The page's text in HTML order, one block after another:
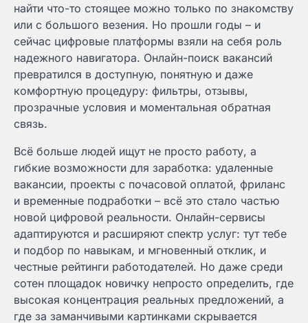
найти что-то стоящее можно только по знакомству
или с большого везения. Но прошли годы – и
сейчас цифровые платформы взяли на себя роль
надежного навигатора. Онлайн-поиск вакансий
превратился в доступную, понятную и даже
комфортную процедуру: фильтры, отзывы,
прозрачные условия и моментальная обратная
связь.
Всё больше людей ищут не просто работу, а
гибкие возможности для заработка: удаленные
вакансии, проекты с почасовой оплатой, фриланс
и временные подработки – всё это стало частью
новой цифровой реальности. Онлайн-сервисы
адаптируются и расширяют спектр услуг: тут тебе
и подбор по навыкам, и мгновенный отклик, и
честные рейтинги работодателей. Но даже среди
сотен площадок новичку непросто определить, где
высокая концентрация реальных предложений, а
где за заманчивыми картинками скрывается